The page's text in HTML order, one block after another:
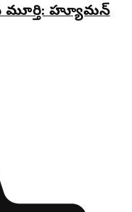
మూర్తి: హ్యూమన్